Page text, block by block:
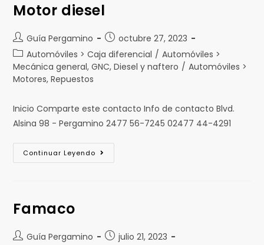
Motor diesel
Guía Pergamino
octubre 27, 2023
Automóviles > Caja diferencial / Automóviles >
Mecánica general, GNC, Diesel y naftero / Automóviles >
Motores, Repuestos
Inicio Comparte este contacto Info de contacto Blvd.
Alsina 98 - Pergamino 2477 56-7245 02477 44-4291
Continuar Leyendo
Famaco
Guía Pergamino
julio 21, 2023